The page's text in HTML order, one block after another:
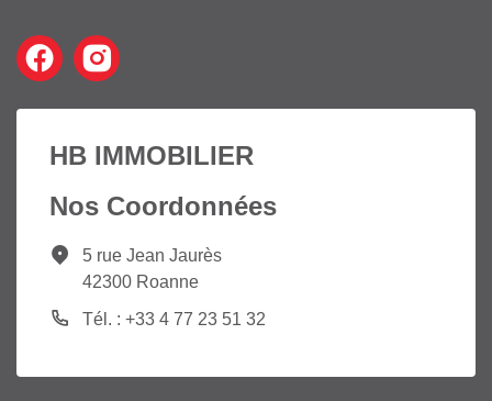
HB IMMOBILIER
Nos Coordonnées
5 rue Jean Jaurès
42300 Roanne
Tél. : +33 4 77 23 51 32